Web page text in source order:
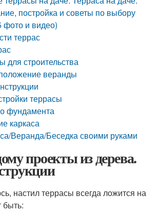
постройка и советы по выбору
фото и видео)
террас
для строительства
веранды
террасы
фундамента
каркаса
Веранда/Беседка своими руками
проекты из дерева.
настил террасы всегда ложится на
быть: